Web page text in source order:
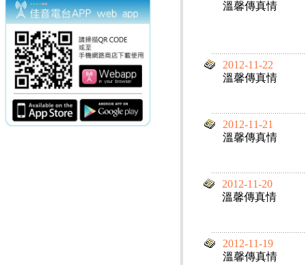
溫馨傳真情
2012-11-22
溫馨傳真情
2012-11-21
溫馨傳真情
2012-11-20
溫馨傳真情
2012-11-19
溫馨傳真情